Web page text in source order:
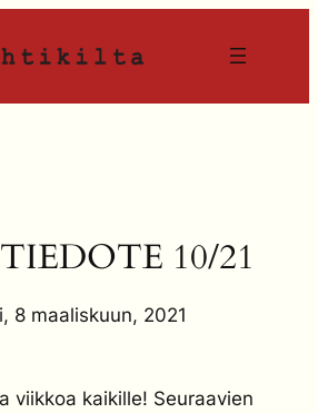
10/21
8 maaliskuun, 2021
viikkoa kaikille! Seuraavien